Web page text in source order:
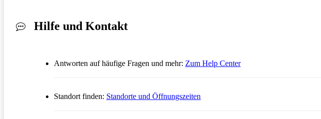
Hilfe und Kontakt
Antworten auf häufige Fragen und mehr: Zum Help CenterÖffnet in einem neuen Tab
Standort finden: Standorte und Öffnungszeiten